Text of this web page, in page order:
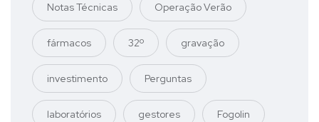
Notas Técnicas Operação Verão
fármacos 32º gravação
investimento Perguntas
laboratórios gestores Fogolin